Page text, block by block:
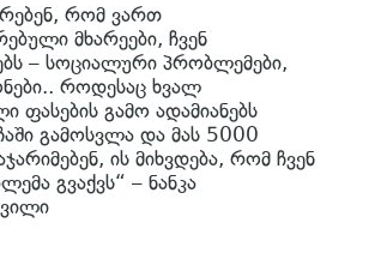
რომ ვართ
მხარეები, ჩვენ
– სოციალური პრობლემები,
როდესაც ხვალ
ფასების გამო ადამიანებს
გამოსვლა და მას 5000
ის მიხვდება, რომ ჩვენ
გვაქვს“ – ნანკა